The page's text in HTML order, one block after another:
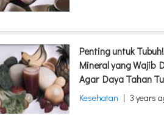
Penting untuk
Mineral yang Wajib
Agar Daya Tahan
Kesehatan | 3 years